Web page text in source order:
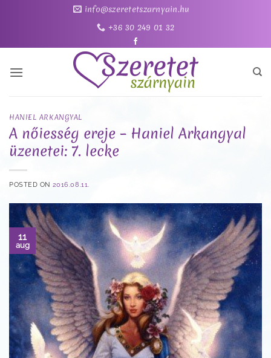
info@szeretetszarnyain.hu
+36 30 249 01 32
HANIEL ARKANGYAL
A nőiesség ereje – Haniel Arkangyal
üzenetei: 7. lecke
POSTED ON 2016.08.11.
11
aug